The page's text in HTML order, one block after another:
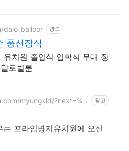
광고
풍선장식
유치원 졸업식 입학식 무대 장
로벌룬
myungkid/?next=%2
광고
는 프라임명지유치원에 오신